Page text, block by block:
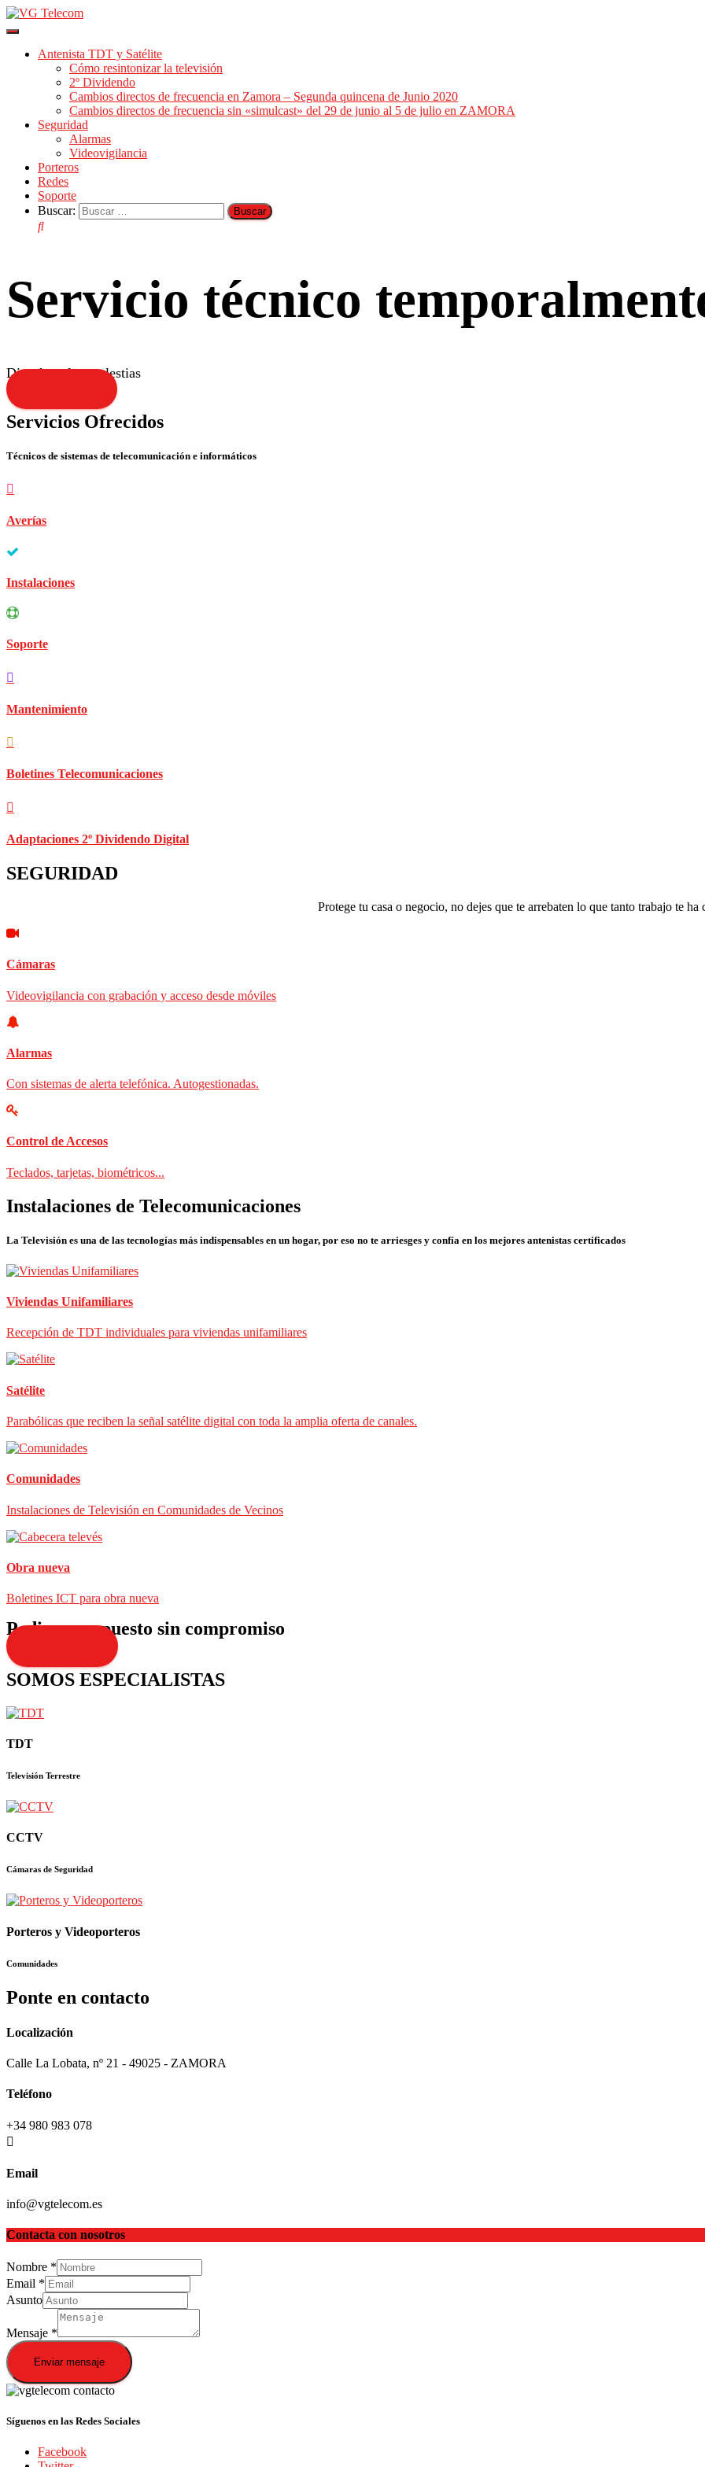
Cambiar
navegación
Antenista TDT y Satélite
Cómo resintonizar la televisión
2º Dividendo
Cambios directos de frecuencia en Zamora – Segunda quincena de Junio 2020
Cambios directos de frecuencia sin «simulcast» del 29 de junio al 5 de julio en ZAMORA
Seguridad
Alarmas
Videovigilancia
Porteros
Redes
Soporte
Buscar:
Servicio técnico
Disculpen las molestias
Servicios Ofrecidos
Técnicos de sistemas de telecomunicación e informáticos
Averías
Instalaciones
Soporte
Mantenimiento
Boletines Telecomunicaciones
Adaptaciones 2º Dividendo Digital
SEGURIDAD
Protege tu casa o negocio, no dejes que te arrebaten lo que tanto trabajo te ha
Cámaras
Videovigilancia con grabación y acceso desde móviles
Alarmas
Con sistemas de alerta telefónica. Autogestionadas.
Control de Accesos
Teclados, tarjetas, biométricos...
Instalaciones de Telecomunicaciones
La Televisión es una de las tecnologías más indispensables en un hogar, por eso no te arriesges y confía en los mejores antenistas certificados
Viviendas Unifamiliares
Recepción de TDT individuales para viviendas unifamiliares
Satélite
Parabólicas que reciben la señal satélite digital con toda la amplia oferta de canales.
Comunidades
Instalaciones de Televisión en Comunidades de Vecinos
Obra nueva
Boletines ICT para obra nueva
Pedir presupuesto sin compromiso
SOMOS ESPECIALISTAS
TDT
Televisión Terrestre
CCTV
Cámaras de Seguridad
Porteros y Videoporteros
Comunidades
Ponte en contacto
Localización
Calle La Lobata, nº 21 - 49025 - ZAMORA
Teléfono
+34 980 983 078
Email
info@vgtelecom.es
Contacta con nosotros
Nombre *
Email *
Asunto
Mensaje *
Enviar mensaje
Síguenos en las Redes Sociales
Facebook